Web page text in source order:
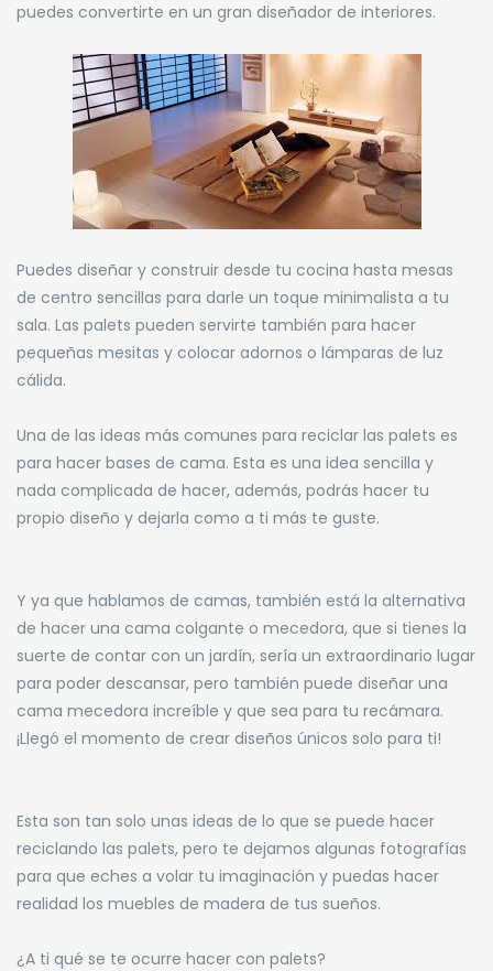
puedes convertirte en un gran diseñador de interiores.
Puedes diseñar y construir desde tu cocina hasta mesas
de centro sencillas para darle un toque minimalista a tu
sala. Las palets pueden servirte también para hacer
pequeñas mesitas y colocar adornos o lámparas de luz
cálida.
Una de las ideas más comunes para reciclar las palets es
para hacer bases de cama. Esta es una idea sencilla y
nada complicada de hacer, además, podrás hacer tu
propio diseño y dejarla como a ti más te guste.
Y ya que hablamos de camas, también está la alternativa
de hacer una cama colgante o mecedora, que si tienes la
suerte de contar con un jardín, sería un extraordinario lugar
para poder descansar, pero también puede diseñar una
cama mecedora increíble y que sea para tu recámara.
¡Llegó el momento de crear diseños únicos solo para ti!
Esta son tan solo unas ideas de lo que se puede hacer
reciclando las palets, pero te dejamos algunas fotografías
para que eches a volar tu imaginación y puedas hacer
realidad los muebles de madera de tus sueños.
¿A ti qué se te ocurre hacer con palets?